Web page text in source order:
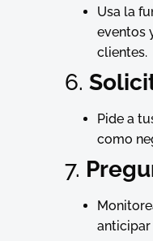
Usa la
eventos
clientes.
6.
Pide a
como
7.
anticipar